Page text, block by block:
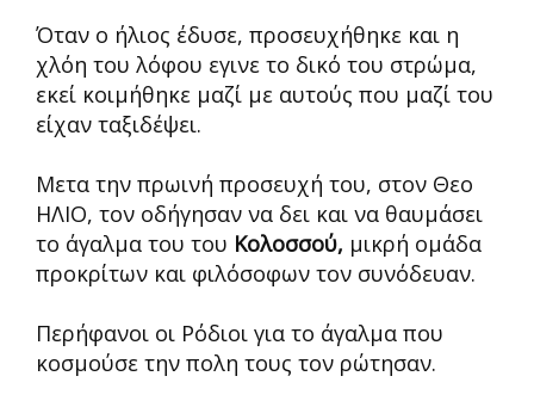
Όταν ο ήλιος έδυσε, προσευχήθηκε και η
χλόη του λόφου εγινε το δικό του στρώμα,
εκεί κοιμήθηκε μαζί με αυτούς που μαζί του
είχαν ταξιδέψει.
Μετα την πρωινή προσευχή του, στον Θεο
ΗΛΙΟ, τον οδήγησαν να δει και να θαυμάσει
το άγαλμα του του Κολοσσού, μικρή ομάδα
προκρίτων και φιλόσοφων τον συνόδευαν.
Περήφανοι οι Ρόδιοι για το άγαλμα που
κοσμούσε την πολη τους τον ρώτησαν.